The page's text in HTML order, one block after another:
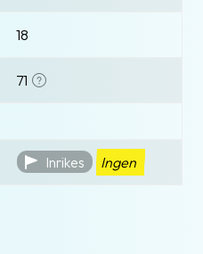
18
71
Inrikes Ingen